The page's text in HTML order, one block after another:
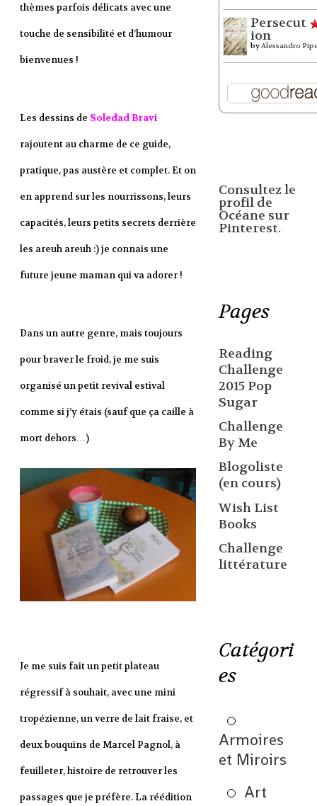
thèmes parfois délicats avec une
touche de sensibilité et d’humour
bienvenues !
Les dessins de Soledad Bravi
rajoutent au charme de ce guide,
pratique, pas austère et complet. Et on
en apprend sur les nourrissons, leurs
capacités, leurs petits secrets derrière
les areuh areuh :) je connais une
future jeune maman qui va adorer !
Dans un autre genre, mais toujours
pour braver le froid, je me suis
organisé un petit revival estival
comme si j’y étais (sauf que ça caille à
mort dehors…)
Je me suis fait un petit plateau
régressif à souhait, avec une mini
tropézienne, un verre de lait fraise, et
deux bouquins de Marcel Pagnol, à
feuilleter, histoire de retrouver les
passages que je préfère. La réédition
Persecut
ion
byAlessandro
Consultez le
profil de
Océane sur
Pinterest.
Pages
Reading
Challenge
2015 Pop
Sugar
Challenge
By Me
Blogoliste
(en cours)
Wish List
Books
Challenge
littérature
Catégori
es
Armoires
et Miroirs
Art